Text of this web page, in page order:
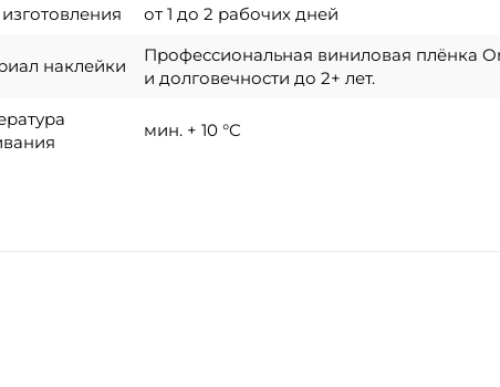
от 1 до 2 рабочих дней
наклейки
Профессиональная виниловая плёнка
и долговечности до 2+ лет.
мин. + 10 °C